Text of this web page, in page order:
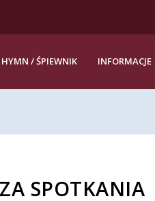
HYMN / ŚPIEWNIK INFORMACJE
SPOTKANIA